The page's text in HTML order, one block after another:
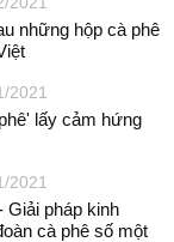
những hộp cà phê
2021
lấy cảm hứng
2021
Giải pháp kinh
cà phê số một